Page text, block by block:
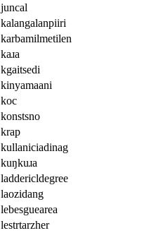
juncal
kalangalanpiiri
karbamilmetilen
kaɹa
kgaitsedi
kinyamaani
koc
konstsno
krap
kullaniciadinag
kuŋkuɹa
laddericldegree
laozidang
lebesguearea
lestrtarzher